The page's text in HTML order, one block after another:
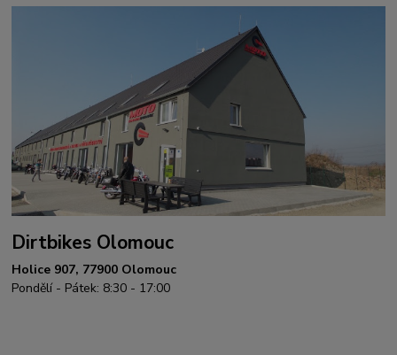
Dirtbikes Olomouc
Holice 907, 77900 Olomouc
Pondělí - Pátek: 8:30 - 17:00